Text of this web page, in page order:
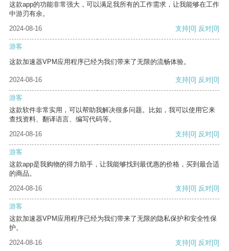
这款app的功能非常强大，可以满足我所有的工作需求，让我能够在工作
中游刃有余。
2024-08-16
支持[0] 反对[0]
游客
这款加速器VPM应用程序已经为我们带来了无限的流畅体验。
2024-08-16 支持[0] 反对[0]
游客
这款软件非常实用，可以帮助我解决很多问题。比如，我可以使用它来
查找资料、翻译语言、编写代码等。
2024-08-16
支持[0] 反对[0]
游客
这款app是我购物的得力助手，让我能够找到最优惠的价格，买到最合适
的商品。
2024-08-16
支持[0] 反对[0]
游客
这款加速器VPM应用程序已经为我们带来了无限的隐私保护和安全性保
护。
2024-08-16
支持[0] 反对[0]